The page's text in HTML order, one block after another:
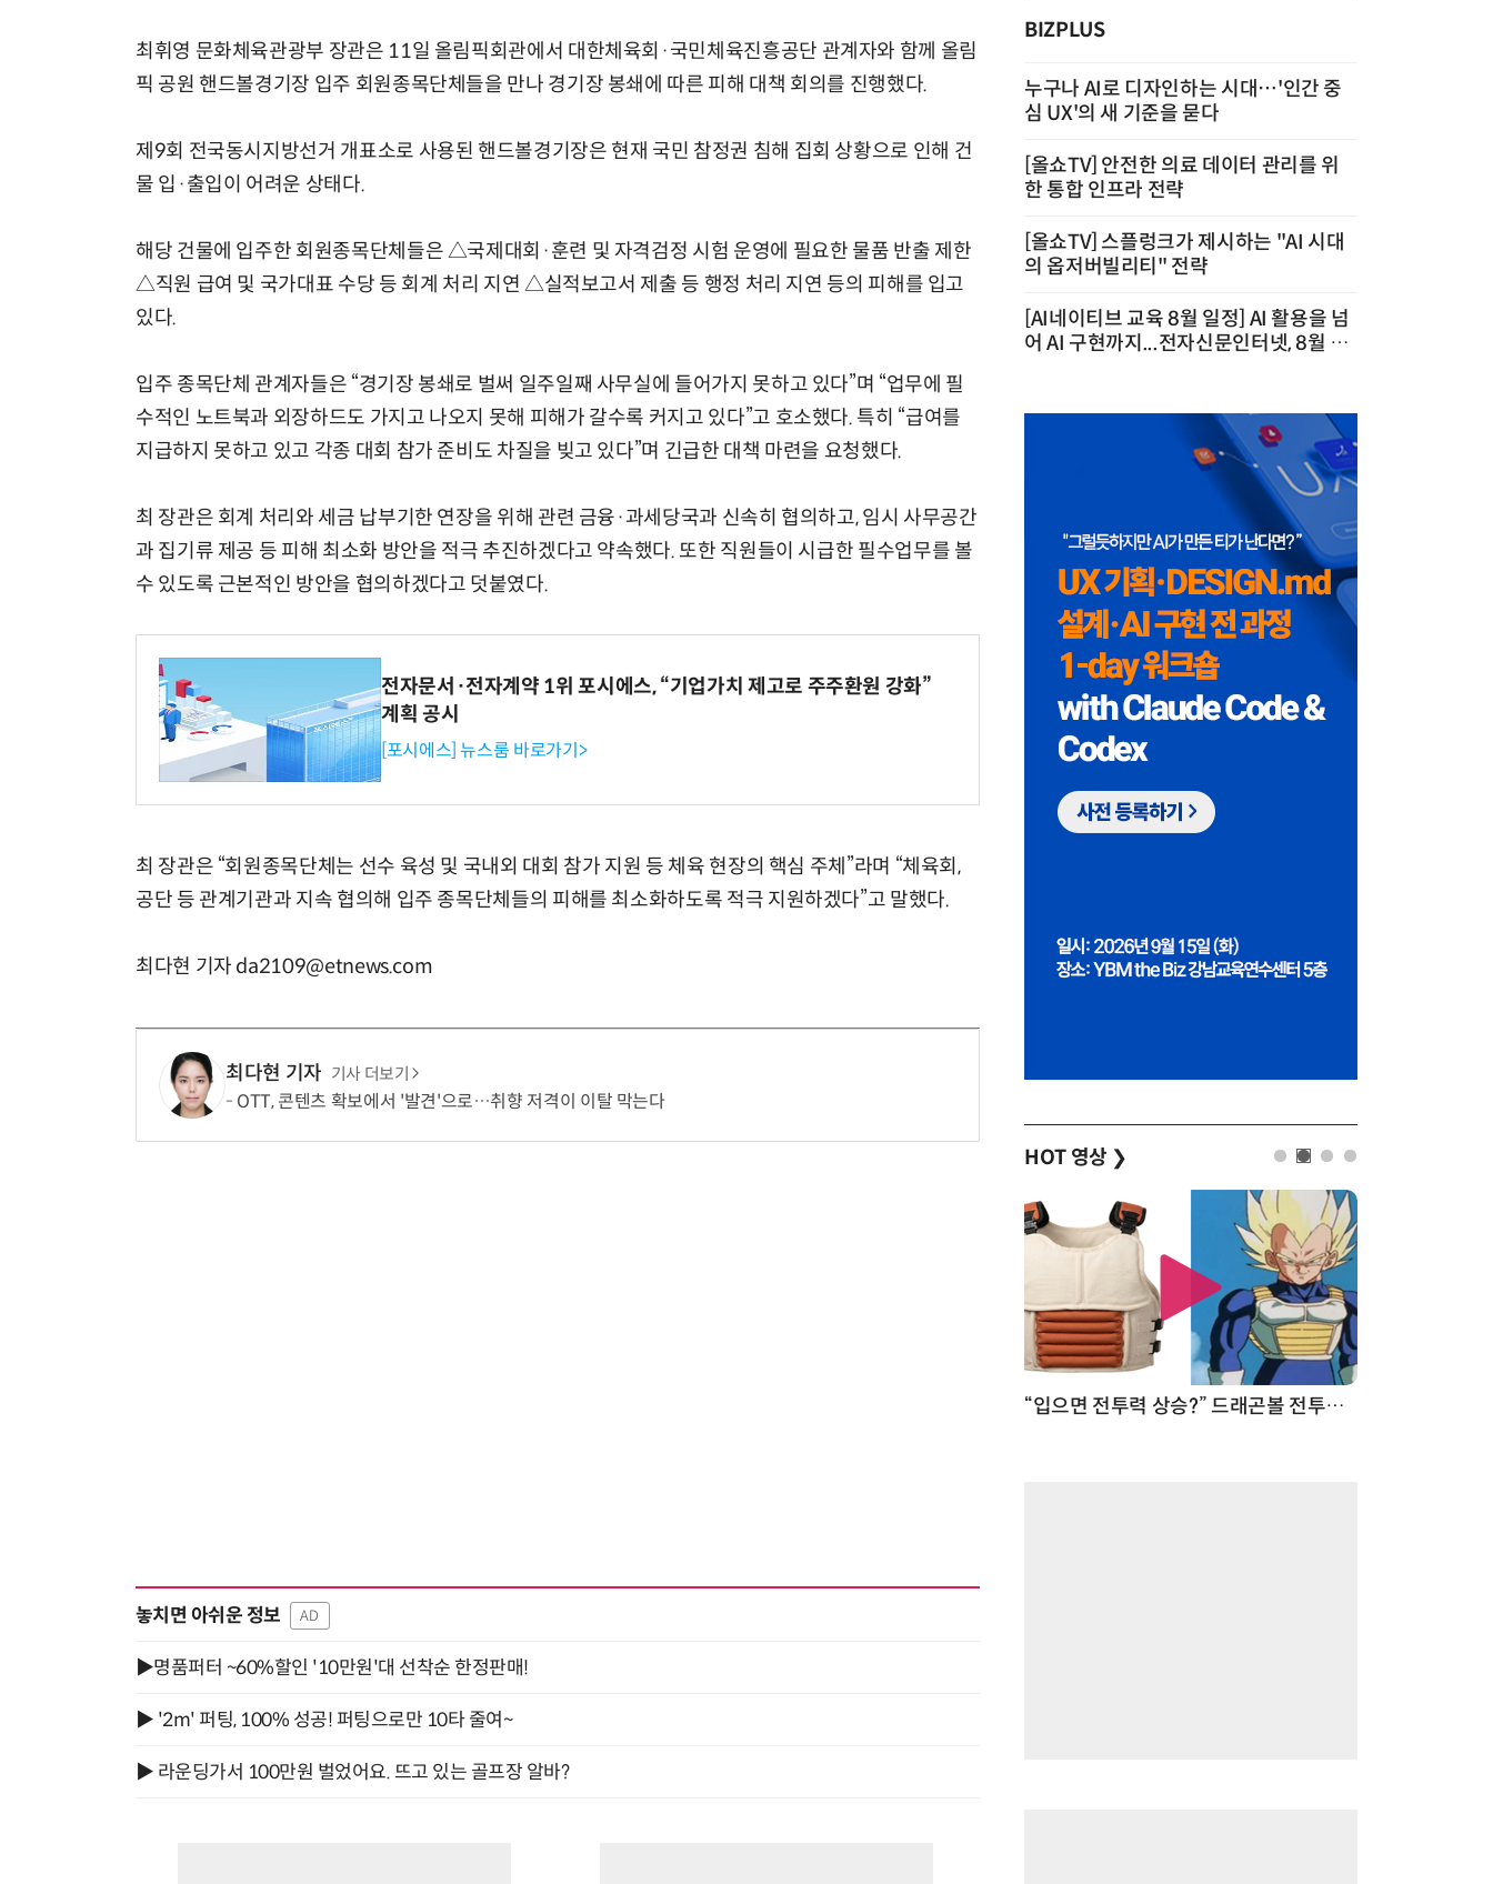
최휘영 문화체육관광부 장관은 11일 올림픽회관에서 대한체육회·국민체육진흥공단 관계자와 함께 올림
픽 공원 핸드볼경기장 입주 회원종목단체들을 만나 경기장 봉쇄에 따른 피해 대책 회의를 진행했다.
제9회 전국동시지방선거 개표소로 사용된 핸드볼경기장은 현재 국민 참정권 침해 집회 상황으로 인해 건
물 입·출입이 어려운 상태다.
해당 건물에 입주한 회원종목단체들은 △국제대회·훈련 및 자격검정 시험 운영에 필요한 물품 반출 제한
△직원 급여 및 국가대표 수당 등 회계 처리 지연 △실적보고서 제출 등 행정 처리 지연 등의 피해를 입고
있다.
입주 종목단체 관계자들은 “경기장 봉쇄로 벌써 일주일째 사무실에 들어가지 못하고 있다”며 “업무에 필
수적인 노트북과 외장하드도 가지고 나오지 못해 피해가 갈수록 커지고 있다”고 호소했다. 특히 “급여를
지급하지 못하고 있고 각종 대회 참가 준비도 차질을 빚고 있다”며 긴급한 대책 마련을 요청했다.
최 장관은 회계 처리와 세금 납부기한 연장을 위해 관련 금융·과세당국과 신속히 협의하고, 임시 사무공간
과 집기류 제공 등 피해 최소화 방안을 적극 추진하겠다고 약속했다. 또한 직원들이 시급한 필수업무를 볼
수 있도록 근본적인 방안을 협의하겠다고 덧붙였다.
전자문서·전자계약 1위 포시에스, “기업가치 제고로 주주환원 강화”
계획 공시
[포시에스] 뉴스룸 바로가기>
최 장관은 “회원종목단체는 선수 육성 및 국내외 대회 참가 지원 등 체육 현장의 핵심 주체”라며 “체육회,
공단 등 관계기관과 지속 협의해 입주 종목단체들의 피해를 최소화하도록 적극 지원하겠다”고 말했다.
최다현 기자 da2109@etnews.com
최다현 기자 기사 더보기
OTT, 콘텐츠 확보에서 '발견'으로…취향 저격이 이탈 막는다
놓치면 아쉬운 정보 AD
▶명품퍼터 ~60%할인 '10만원'대 선착순 한정판매!
▶ '2m' 퍼팅, 100% 성공! 퍼팅으로만 10타 줄여~
▶ 라운딩가서 100만원 벌었어요. 뜨고 있는 골프장 알바?
BIZPLUS
누구나 AI로 디자인하는 시대…'인간 중
심 UX'의 새 기준을 묻다
[올쇼TV] 안전한 의료 데이터 관리를 위
한 통합 인프라 전략
[올쇼TV] 스플렁크가 제시하는 "AI 시대
의 옵저버빌리티" 전략
[AI네이티브 교육 8월 일정] AI 활용을 넘
어 AI 구현까지...전자신문인터넷, 8월 실
HOT 영상 ❯
“입으면 전투력 상승?” 드래곤볼 전투복 닮은 중량조끼